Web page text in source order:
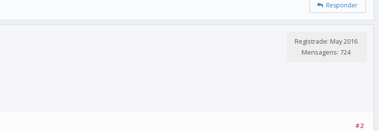
Responder
Registrade: May 2016
Mensagens: 724
#2